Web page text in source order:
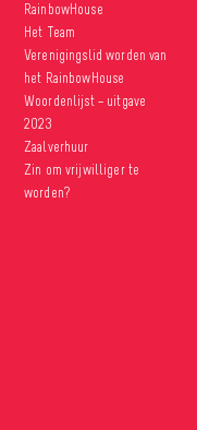
RainbowHouse
Het Team
Verenigingslid worden van
het RainbowHouse
Woordenlijst – uitgave
2023
Zaalverhuur
Zin om vrijwilliger te
worden?